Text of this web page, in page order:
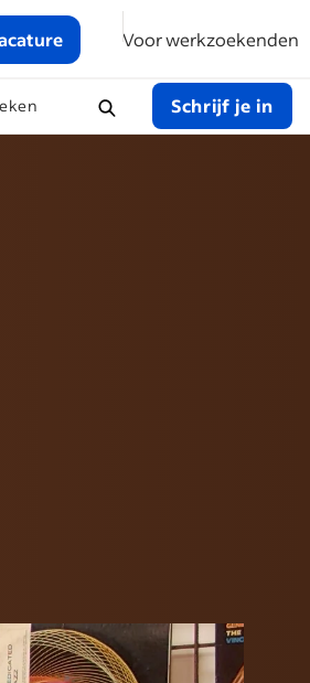
Voor werkzoekenden
Schrijf je in